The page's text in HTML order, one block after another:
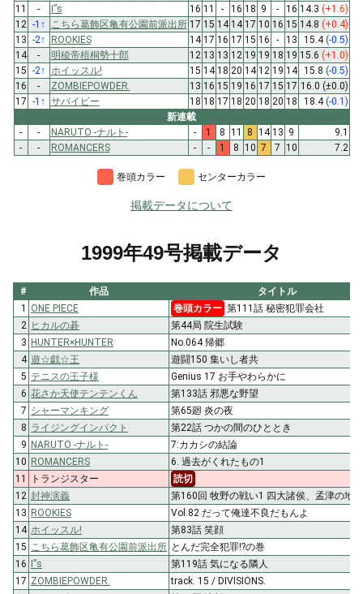
11
- I”s 16 11 - 16 18 9 - 16 14.3 (+1.6)
12 -1 ↑ こちら葛飾区亀有公園前派出所 17 15 14 14 17 10 16 15 14.8 (+0.4)
13 -2↑ ROOKIES 14 17 16 17 15 16 - 13 15.4(-0.5)
14
- 明稜帝梧桐勢十郎 12 13 13 12 19 19 18 19 15.6 (+1.0)
15 -2↑ ホイッスル! 15 14 18 20 14 12 19 14 15.8 (-0.5)
16
- ZOMBIEPOWDER. 13 16 15 19 16 17 15 17 16.0 (±0.0)
17 -1 ↑ サバイビー 18 18 17 18 20 18 20 18 18.4(-0.1)
新連載
-
- NARUTO -ナルト- - 1 8 11 8 14 13 9
9.1
-
- ROMANCERS - - 1 8 10 7 7 10 7.2
巻頭カラー センターカラー
掲載データについて
1999年49号掲載データ
# 作品
タイトル
1
ONE PIECE 巻頭カラー 第111話 秘密犯罪会社
2 ヒカルの碁
第44局 院生試験
3 HUNTER×HUNTER
No.064 帰郷
4 遊☆戯☆王
遊闘150 集いし者共
5 テニスの王子様
Genius 17 お手やわらかに
6 花さか天使テンテンくん
第133話 邪悪な野望
7 シャーマンキング
第65廻 炎の夜
8 ライジングインパクト
第22話 つかの間のひととき
9 NARUTO -ナルト-
7:カカシの結論
10 ROMANCERS
6. 過去がくれたもの1
11
トランジスター
読切
12 封神演義
第160回 牧野の戦い1 四大諸侯、孟津の地
13 ROOKIES
Vol.82 だって俺達不良だもんよ
14 ホイッスル!
第83話 笑顔
15
こちら葛飾区亀有公園前派出所 とんだ完全犯罪!?の巻
16 I”s
第119話 気になる隣人
17 ZOMBIEPOWDER.
track. 15 / DIVISIONS.